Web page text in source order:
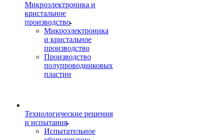
Микроэлектроника и
кристальное
производство
Микроэлектроника
и кристальное
производство
Производство
полупроводниковых
пластин
Технологические решения
и испытания
Испытательное